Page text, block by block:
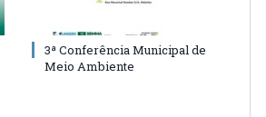
3ª Conferência Municipal de
Meio Ambiente